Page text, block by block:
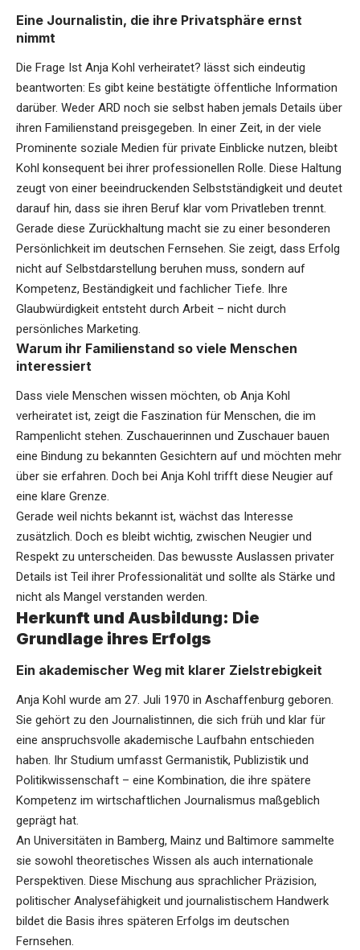
Eine Journalistin, die ihre Privatsphäre ernst
nimmt
Die Frage Ist Anja Kohl verheiratet? lässt sich eindeutig
beantworten: Es gibt keine bestätigte öffentliche Information
darüber. Weder ARD noch sie selbst haben jemals Details über
ihren Familienstand preisgegeben. In einer Zeit, in der viele
Prominente soziale Medien für private Einblicke nutzen, bleibt
Kohl konsequent bei ihrer professionellen Rolle. Diese Haltung
zeugt von einer beeindruckenden Selbstständigkeit und deutet
darauf hin, dass sie ihren Beruf klar vom Privatleben trennt.
Gerade diese Zurückhaltung macht sie zu einer besonderen
Persönlichkeit im deutschen Fernsehen. Sie zeigt, dass Erfolg
nicht auf Selbstdarstellung beruhen muss, sondern auf
Kompetenz, Beständigkeit und fachlicher Tiefe. Ihre
Glaubwürdigkeit entsteht durch Arbeit – nicht durch
persönliches Marketing.
Warum ihr Familienstand so viele Menschen
interessiert
Dass viele Menschen wissen möchten, ob Anja Kohl
verheiratet ist, zeigt die Faszination für Menschen, die im
Rampenlicht stehen. Zuschauerinnen und Zuschauer bauen
eine Bindung zu bekannten Gesichtern auf und möchten mehr
über sie erfahren. Doch bei Anja Kohl trifft diese Neugier auf
eine klare Grenze.
Gerade weil nichts bekannt ist, wächst das Interesse
zusätzlich. Doch es bleibt wichtig, zwischen Neugier und
Respekt zu unterscheiden. Das bewusste Auslassen privater
Details ist Teil ihrer Professionalität und sollte als Stärke und
nicht als Mangel verstanden werden.
Herkunft und Ausbildung: Die
Grundlage ihres Erfolgs
Ein akademischer Weg mit klarer Zielstrebigkeit
Anja Kohl wurde am 27. Juli 1970 in Aschaffenburg geboren.
Sie gehört zu den Journalistinnen, die sich früh und klar für
eine anspruchsvolle akademische Laufbahn entschieden
haben. Ihr Studium umfasst Germanistik, Publizistik und
Politikwissenschaft – eine Kombination, die ihre spätere
Kompetenz im wirtschaftlichen Journalismus maßgeblich
geprägt hat.
An Universitäten in Bamberg, Mainz und Baltimore sammelte
sie sowohl theoretisches Wissen als auch internationale
Perspektiven. Diese Mischung aus sprachlicher Präzision,
politischer Analysefähigkeit und journalistischem Handwerk
bildet die Basis ihres späteren Erfolgs im deutschen
Fernsehen.